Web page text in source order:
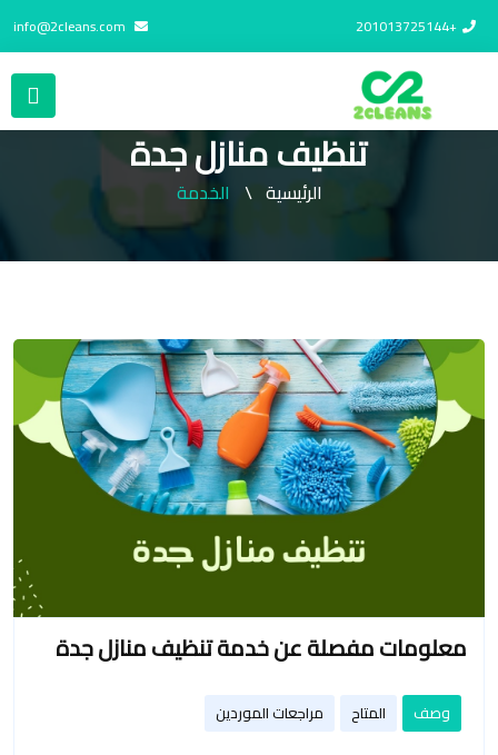
+201013725144
info@2cleans.com
تنظيف منازل جدة
الرئيسية الخدمة
معلومات مفصلة عن خدمة تنظيف منازل جدة
وصف المتاح مراجعات الموردين